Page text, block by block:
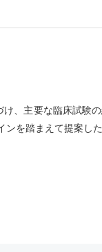
、主要な臨床試験
ンを踏まえて提案し